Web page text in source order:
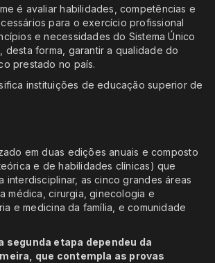
é avaliar habilidades, competências e
para o exercício profissional
e necessidades do Sistema Único
desta forma, garantir a qualidade do
prestado no país.
instituições de educação superior de
em duas edições anuais e composto
e de habilidades clínicas) que
interdisciplinar, as cinco grandes áreas
médica, cirurgia, ginecologia e
e medicina da família, e comunidade
segunda etapa dependeu da
que contempla as provas